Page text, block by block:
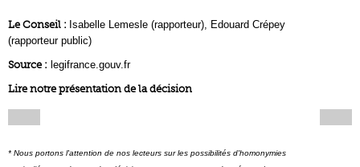
Le Conseil : Isabelle Lemesle (rapporteur), Edouard Crépey
(rapporteur public)
Source : legifrance.gouv.fr
Lire notre présentation de la décision
* Nous portons l'attention de nos lecteurs sur les possibilités d'homonymies